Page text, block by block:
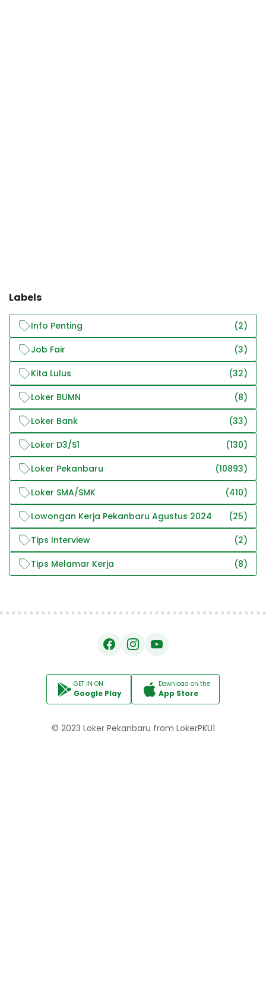
Labels
Info Penting
(2)
Job Fair
(3)
Kita Lulus
(32)
Loker BUMN
(8)
Loker Bank
(33)
Loker D3/S1
(130)
Loker Pekanbaru
(10893)
Loker SMA/SMK
(410)
Lowongan Kerja Pekanbaru Agustus 2024
(25)
Tips Interview
(2)
Tips Melamar Kerja
(8)
GET IN ON
Google Play
Download on the
App Store
© 2023 Loker Pekanbaru from LokerPKU1